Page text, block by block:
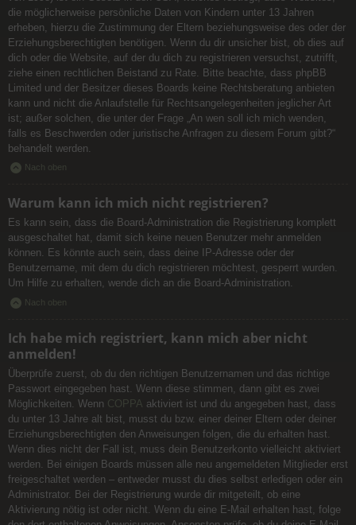
die möglicherweise persönliche Daten von Kindern unter 13 Jahren
erheben, hierzu die Zustimmung der Eltern beziehungsweise des oder der
Erziehungsberechtigten benötigen. Wenn du dir unsicher bist, ob dies auf
dich oder die Website, auf der du dich zu registrieren versuchst, zutrifft,
ziehe einen rechtlichen Beistand zu Rate. Bitte beachte, dass phpBB
Limited und der Besitzer dieses Boards keine Rechtsberatung anbieten
kann und nicht die Anlaufstelle für Rechtsangelegenheiten jeglicher Art
ist; außer solchen, die unter der Frage „An wen soll ich mich wenden,
falls es Beschwerden oder juristische Anfragen zu diesem Forum gibt?“
behandelt werden.
Nach oben
Warum kann ich mich nicht registrieren?
Es kann sein, dass die Board-Administration die Registrierung komplett
ausgeschaltet hat, damit sich keine neuen Benutzer mehr anmelden
können. Es könnte auch sein, dass deine IP-Adresse oder der
Benutzername, mit dem du dich registrieren möchtest, gesperrt wurden.
Um Hilfe zu erhalten, wende dich an die Board-Administration.
Nach oben
Ich habe mich registriert, kann mich aber nicht
anmelden!
Überprüfe zuerst, ob du den richtigen Benutzernamen und das richtige
Passwort eingegeben hast. Wenn diese stimmen, dann gibt es zwei
Möglichkeiten. Wenn COPPA aktiviert ist und du angegeben hast, dass
du unter 13 Jahre alt bist, musst du bzw. einer deiner Eltern oder deiner
Erziehungsberechtigten den Anweisungen folgen, die du erhalten hast.
Wenn dies nicht der Fall ist, muss dein Benutzerkonto vielleicht aktiviert
werden. Bei einigen Boards müssen alle neu angemeldeten Mitglieder erst
freigeschaltet werden – entweder musst du dies selbst erledigen oder ein
Administrator. Bei der Registrierung wurde dir mitgeteilt, ob eine
Aktivierung nötig ist oder nicht. Wenn du eine E-Mail erhalten hast, folge